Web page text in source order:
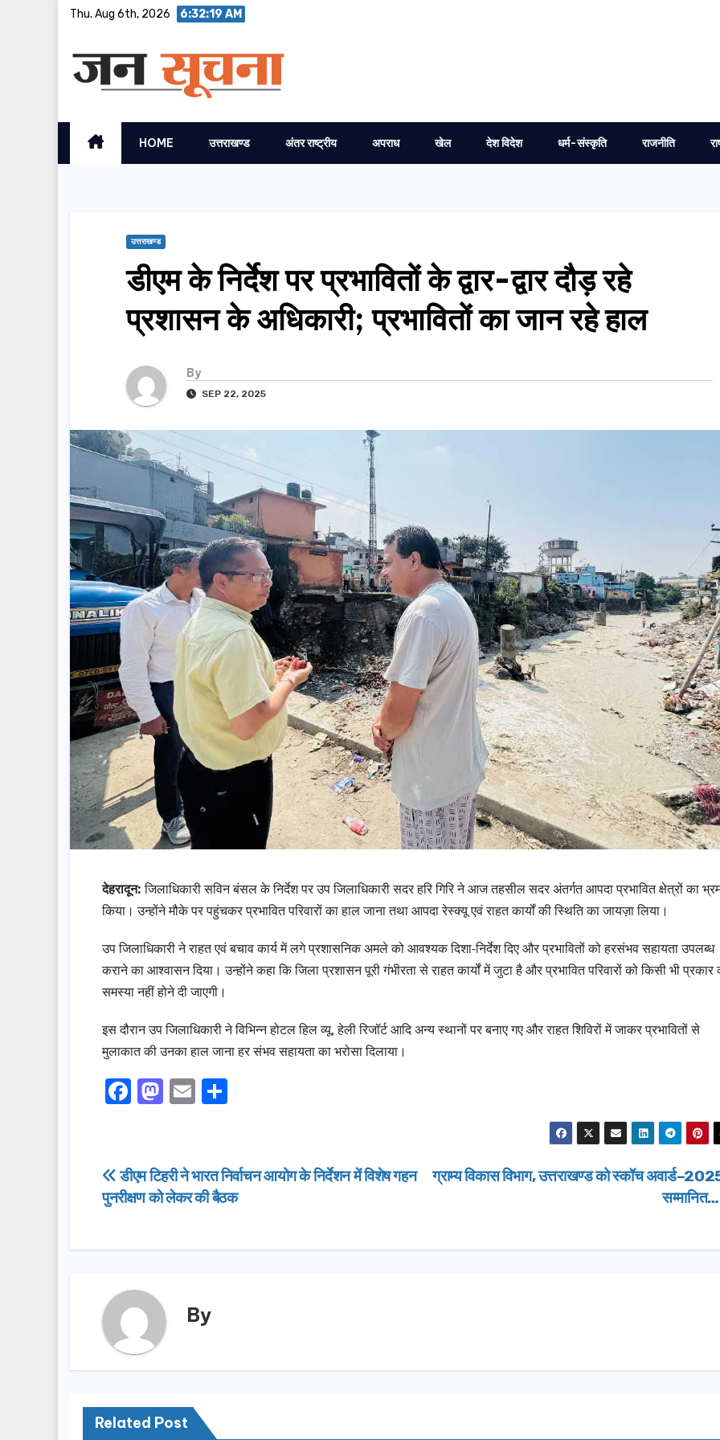
Thu. Aug 6th, 2026 6:32:20 AM
HOME उत्तराखण्ड अंतर राष्ट्रीय अपराध खेल देश विदेश धर्म-संस्कृति राजनीति
उत्तराखण्ड
डीएम के निर्देश पर प्रभावितों के द्वार-द्वार दौड़ रहे
प्रशासन के अधिकारी; प्रभावितों का जान रहे हाल
By
SEP 22, 2025
देहरादून:जिलाधिकारी सविन बंसल के निर्देश पर उप जिलाधिकारी सदर हरि गिरि ने आज तहसील सदर अंतर्गत आपदा प्रभावित क्षेत्रों का
किया। उन्होंने मौके पर पहुंचकर प्रभावित परिवारों का हाल जाना तथा आपदा रेस्क्यू एवं राहत कार्यों की स्थिति का जायज़ा लिया।
उप जिलाधिकारी ने राहत एवं बचाव कार्य में लगे प्रशासनिक अमले को आवश्यक दिशा-निर्देश दिए और प्रभावितों को हरसंभव सहायता उपलब्ध
कराने का आश्वासन दिया। उन्होंने कहा कि जिला प्रशासन पूरी गंभीरता से राहत कार्यों में जुटा है और प्रभावित परिवारों को किसी भी प्रकार
समस्या नहीं होने दी जाएगी।
इस दौरान उप जिलाधिकारी ने विभिन्न होटल हिल व्यू, हेली रिजॉर्ट आदि अन्य स्थानों पर बनाए गए और राहत शिविरों में जाकर प्रभावितों से
मुलाकात की उनका हाल जाना हर संभव सहायता का भरोसा दिलाया।
F
e
b
o
M
o
d
n
E
e
Post
navigation
ग्राम्य विकास विभाग, उत्तराखण्ड को स्कॉच
सम्मानित…
डीएम टिहरी ने भारत निर्वाचन आयोग के निर्देशन में विशेष गहन
पुनरीक्षण को लेकर की बैठक
By
Related Post
मसूरी विधानसभा को
शिलान्यास.